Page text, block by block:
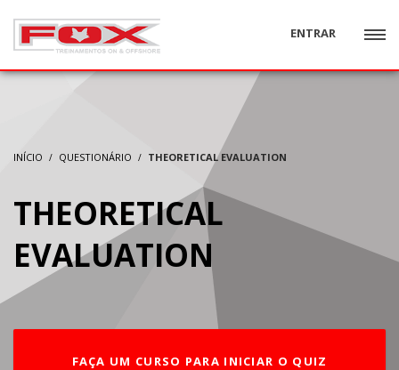
ENTRAR
INÍCIO QUESTIONÁRIO THEORETICAL EVALUATION
THEORETICAL
EVALUATION
FAÇA UM CURSO PARA INICIAR O QUIZ